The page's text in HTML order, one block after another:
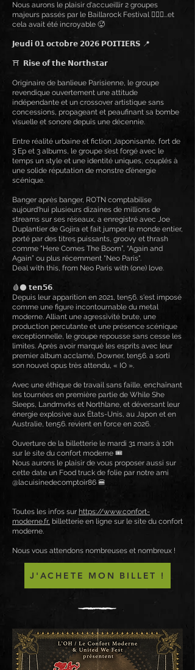
Nous aurons le plaisir d'accueillir 2 groupes
majeurs passés par le Baillarock Festival ✌🏻🐲...et
cela avait été incroyable 🥵
𝗝𝗲𝘂𝗱𝗶 𝟬𝟭 𝗼𝗰𝘁𝗼𝗯𝗿𝗲 𝟮𝟬𝟮𝟲 𝗣𝗢𝗜𝗧𝗜𝗘𝗥𝗦 📍
⛩️ 𝗥𝗶𝘀𝗲 𝗼𝗳 𝘁𝗵𝗲 𝗡𝗼𝗿𝘁𝗵𝘀𝘁𝗮𝗿
Originaire de banlieue Parisienne, le groupe
revendique ouvertement une attitude
indépendante et un crossover artistique sans
concessions, propageant et peaufinant sa bombe
visuelle et sonore depuis une décennie.
Entre réalité urbaine et fiction Japonisante, fort de
3 Ep et 3 albums, le groupe s’est forgé avec le
temps un style et une identité uniques, couplés à
une solide réputation de monstre d’énergie
scénique.
Banger après banger, ROTN comptabilise
aujourd'hui plusieurs dizaines de millions de
streams sur ses réseaux, a enregistré avec Joe
Duplantier de Gojira et fait jumper le monde entier,
porté par des titres puissants, groovy et thrash
comme "Here Comes The Boom”, “Again and
Again” ou plus récemment "Neo Paris".
Deal with this, from Neo Paris with (one) love.
🩸⚫ 𝘁𝗲𝗻𝟱𝟲.
Depuis leur apparition en 2021, ten56. s'est imposé
comme une figure incontournable du metal
moderne. Alliant une agressivité brute, une
production percutante et une présence scénique
exceptionnelle, le groupe repousse sans cesse les
limites. Après avoir marqué les esprits avec leur
premier album acclamé, Downer, ten56. a sorti
son nouvel opus très attendu, « IO ».
Avec une éthique de travail sans faille, enchaînant
les tournées en première partie de While She
Sleeps, Landmvrks et Northlane, et déversant leur
énergie explosive aux États-Unis, au Japon et en
Australie, ten56. revient en force en 2026.
Ouverture de la billetterie le mardi 31 mars à 10h
sur le site du confort moderne 🎟️
Nous aurons le plaisir de vous proposer aussi sur
cette date un Food truck de folie par notre ami
@lacuisinedecomptoir86 🍔
Toutes les infos sur https://www.confort-
moderne.fr, billetterie en ligne sur le site du confort
moderne.
Nous vous attendons nombreuses et nombreux !
J'ACHETE MON BILLET !